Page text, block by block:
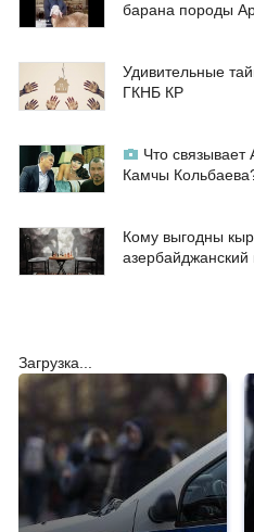
барана породы
Удивительные
ГКНБ КР
Что связывает
Камчы
Кому выгодны
Загрузка...